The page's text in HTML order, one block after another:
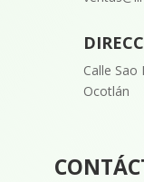
Calle Sao
Ocotlán